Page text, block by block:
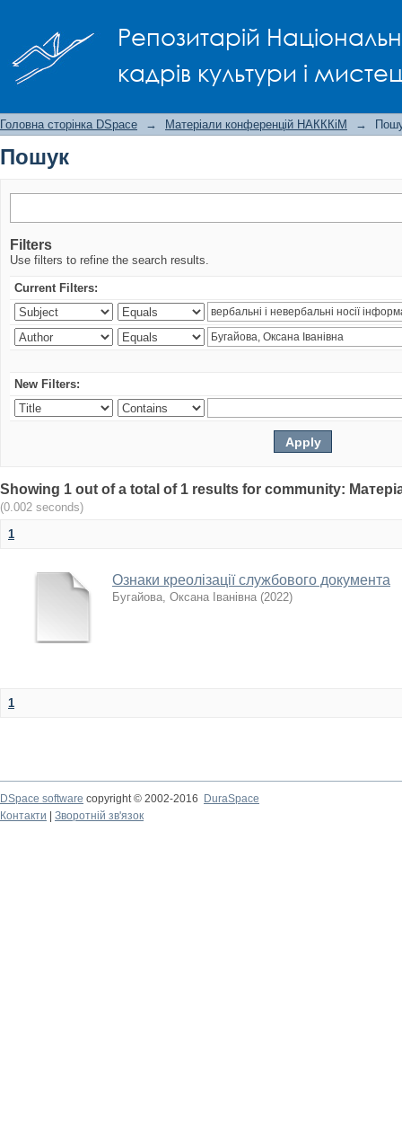
Репозитарій
кадрів культури і
Головна сторінка DSpace → Матеріали конференцій НАКККіМ →
Пошук
Filters
Use filters to refine the search results.
Current Filters:
New Filters:
Showing 1 out of a total of 1 results for community:
(0.002 seconds)
1
Ознаки креолізації службового документа
Бугайова, Оксана Іванівна (2022)
1
DSpace software copyright © 2002-2016
DuraSpace
Контакти
Зворотній зв'язок